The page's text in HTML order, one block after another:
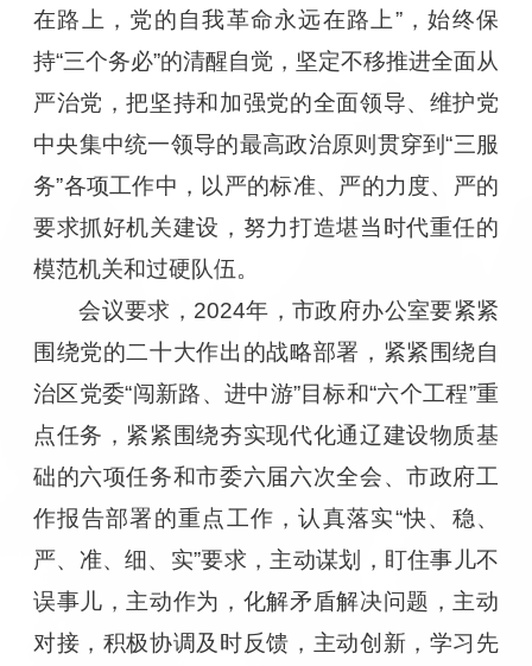
在路上，党的自我革命永远在路上”，始终保
持“三个务必”的清醒自觉，坚定不移推进全面从
严治党，把坚持和加强党的全面领导、维护党
中央集中统一领导的最高政治原则贯穿到“三服
务”各项工作中，以严的标准、严的力度、严的
要求抓好机关建设，努力打造堪当时代重任的
模范机关和过硬队伍。
会议要求，2024年，市政府办公室要紧紧
围绕党的二十大作出的战略部署，紧紧围绕自
治区党委“闯新路、进中游”目标和“六个工程”重
点任务，紧紧围绕夯实现代化通辽建设物质基
础的六项任务和市委六届六次全会、市政府工
作报告部署的重点工作，认真落实“快、稳、
严、准、细、实”要求，主动谋划，盯住事儿不
误事儿，主动作为，化解矛盾解决问题，主动
对接，积极协调及时反馈，主动创新，学习先